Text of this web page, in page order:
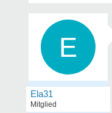
E
Ela31
Mitglied